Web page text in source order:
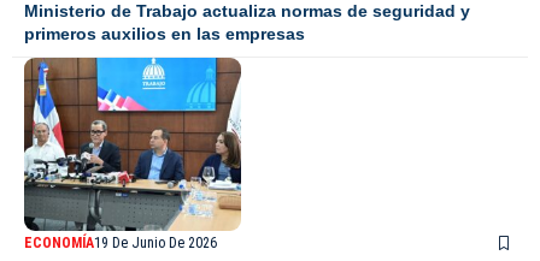
Ministerio de Trabajo actualiza normas de seguridad y
primeros auxilios en las empresas
ECONOMÍA19 De Junio De 2026